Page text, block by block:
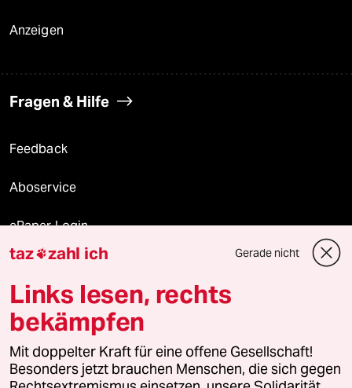
Anzeigen
Fragen & Hilfe
Feedback
Aboservice
ePaper Login
Downloads für Abonnierende
© 2026 taz Verlags und Vertriebs GmbH
Alle Rechte vorbehalten. Bei rechtlichen Fragen oder für Genehmigungen
wenden Sie sich bitte an
lizenzen@taz.de
taz zahl ich Gerade nicht
Links lesen, rechts
bekämpfen
Mit doppelter Kraft für eine offene Gesellschaft!
Besonders jetzt brauchen Menschen, die sich gegen